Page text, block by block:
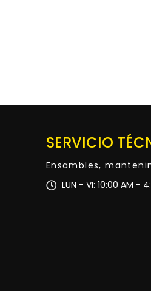
SERVICIO
Ensambles,
LUN - VI: 10:00 AM -